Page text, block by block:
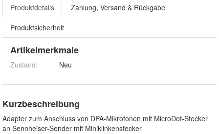
Produktdetails Zahlung, Versand & Rückgabe
Produktsicherheit
Artikelmerkmale
Zustand: Neu
Kurzbeschreibung
Adapter zum Anschluss von DPA-Mikrofonen mit MicroDot-Stecker
an Sennheiser-Sender mit Miniklinkenstecker